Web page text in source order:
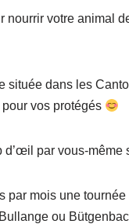
nourrir votre animal
dans les
vos protégés
d’œil par vous-même
par mois une
ou